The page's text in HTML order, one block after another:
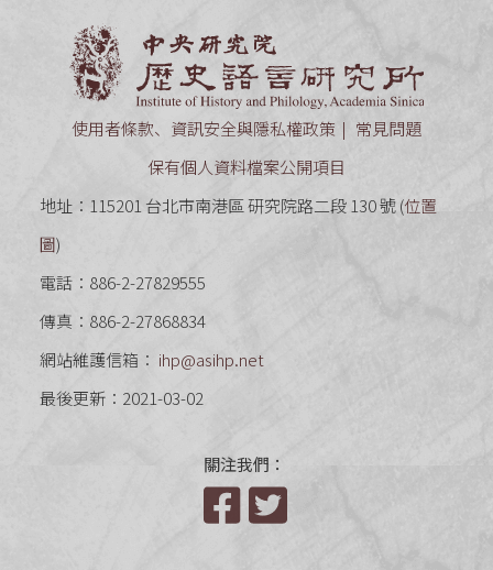
使用者條款、資訊安全與隱私權政策
常見問題
保有個人資料檔案公開項目
地址：115201 台北市南港區 研究院路二段 130 號 (位置
圖)
電話：886-2-27829555
傳真：886-2-27868834
網站維護信箱： ihp@asihp.net
最後更新：2021-03-02
關注我們：
Facebook